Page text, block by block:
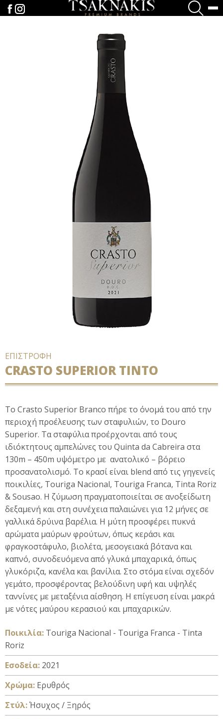
ΕΠΙΣΤΡΟΦΗ
CRASTO SUPERIOR TINTO
Το Crasto Superior Branco πήρε το όνομά του από την
περιοχή προέλευσης των σταφυλιών, το Douro
Superior. Τα σταφύλια προέρχονται από τους
ιδιόκτητους αμπελώνες του Quinta da Cabreira στα
130m – 450m υψόμετρο με ανατολικό – βόρειο
προσανατολισμό. Το κρασί είναι blend από τις γηγενείς
ποικιλίες, Touriga Nacional, Touriga Franca, Tinta Roriz
& Sousao. Η ζύμωση πραγματοποιείται σε ανοξείδωτη
δεξαμενή και στη συνέχεια παλαιώνει για 12 μήνες σε
γαλλικά δρύινα βαρέλια. Η μύτη προσφέρει πυκνά
αρώματα μαύρων φρούτων, όπως κεράσι και
φραγκοστάφυλο, βιολέτα, μεσογειακά βότανα και
καπνό, συνοδευόμενα από γλυκά μπαχαρικά, όπως
γλυκόριζα, κανέλα και βανίλια. Στο στόμα είναι σχεδόν
γεμάτο, προσφέροντας βελούδινη υφή και υψηλές
ταννίνες με μεταξένια αίσθηση. Η επίγευση είναι μακρά
με νότες μαύρου κερασιού και μπαχαρικών.
Ποικιλία: Touriga Nacional - Touriga Franca - Tinta
Roriz
Εσοδεία: 2021
Xρώμα: Ερυθρός
Στύλ:Ήσυχος / Ξηρός